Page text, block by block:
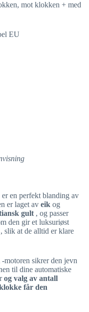
mot klokken + med
EU
en perfekt blanding av
er laget av eik og
gult , og passer
den gir et luksuriøst
, slik at de alltid er klare
-motoren sikrer den jevn
til dine automatiske
og valg av antall
får den